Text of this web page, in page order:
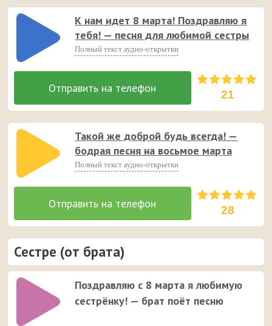
К нам идет 8 марта! Поздравляю я
тебя! — песня для любимой сестры
Полный текст аудио-открытки
21
Такой же доброй будь всегда! —
бодрая песня на восьмое марта
Полный текст аудио-открытки
28
Сестре (от брата)
Поздравляю с 8 марта я любимую
сестрёнку! — брат поёт песню